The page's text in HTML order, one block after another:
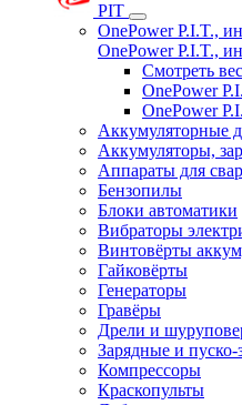
PIT
OnePower P.I.T.,
OnePower P.I.T.,
Смотреть
OnePower
OnePower
Аккумуляторные
Аккумуляторы,
Аппараты для
Бензопилы
Блоки автоматики
Вибраторы
Винтовёрты
Гайковёрты
Генераторы
Гравёры
Дрели и
Зарядные и пуско-
Компрессоры
Краскопульты